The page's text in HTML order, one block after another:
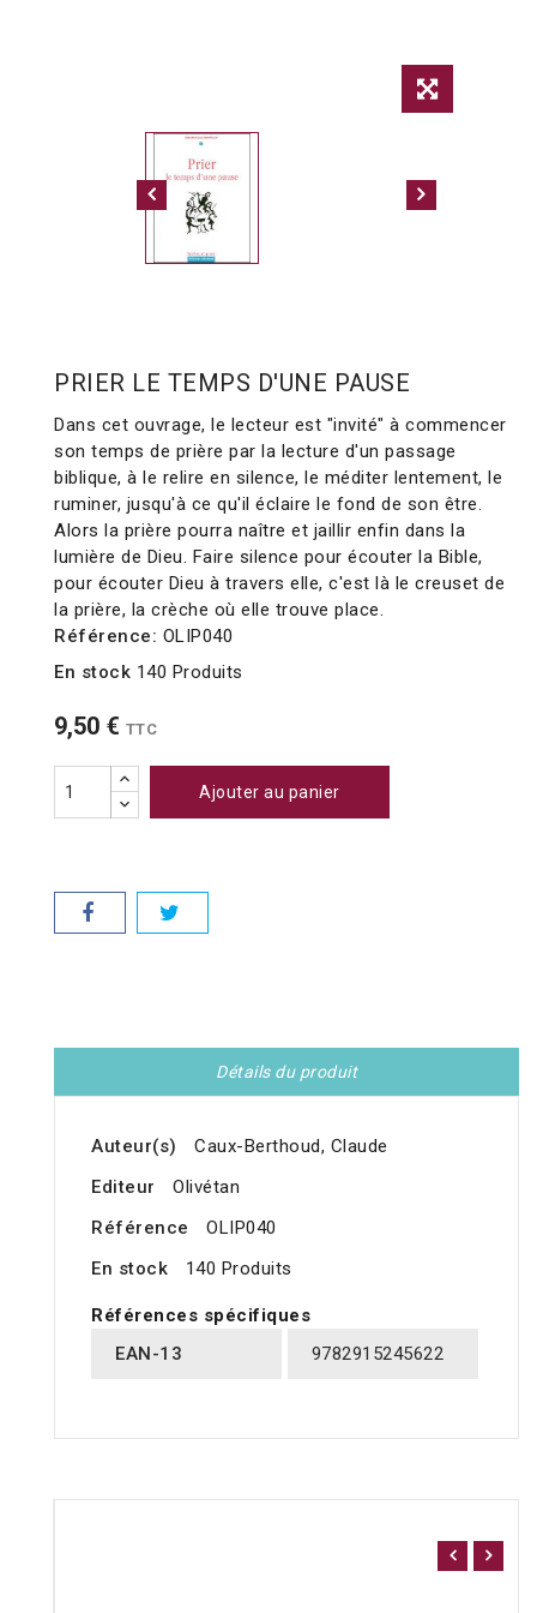
PRIER LE TEMPS D'UNE PAUSE
Dans cet ouvrage, le lecteur est "invité" à commencer
son temps de prière par la lecture d'un passage
biblique, à le relire en silence, le méditer lentement, le
ruminer, jusqu'à ce qu'il éclaire le fond de son être.
Alors la prière pourra naître et jaillir enfin dans la
lumière de Dieu. Faire silence pour écouter la Bible,
pour écouter Dieu à travers elle, c'est là le creuset de
la prière, la crèche où elle trouve place.
Référence: OLIP040
En stock 140 Produits
9,50 € TTC
Ajouter au panier
Détails du produit
Auteur(s)
Caux-Berthoud, Claude
Editeur
Olivétan
Référence
OLIP040
En stock
140 Produits
Références spécifiques
EAN-13
9782915245622